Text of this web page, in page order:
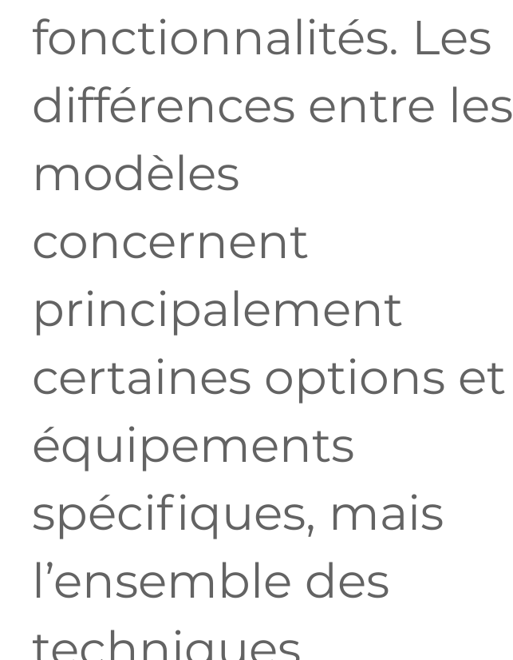
fonctionnalités. Les
différences entre les
modèles
concernent
principalement
certaines options et
équipements
spécifiques, mais
l’ensemble des